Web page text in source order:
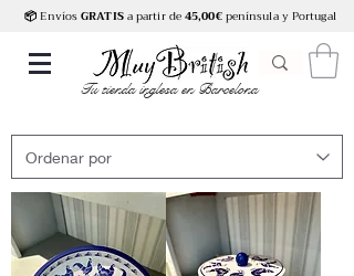
📦EnvíosGRATISa partir de45,00€península y Portugal
Tu tienda inglesa en Barcelona